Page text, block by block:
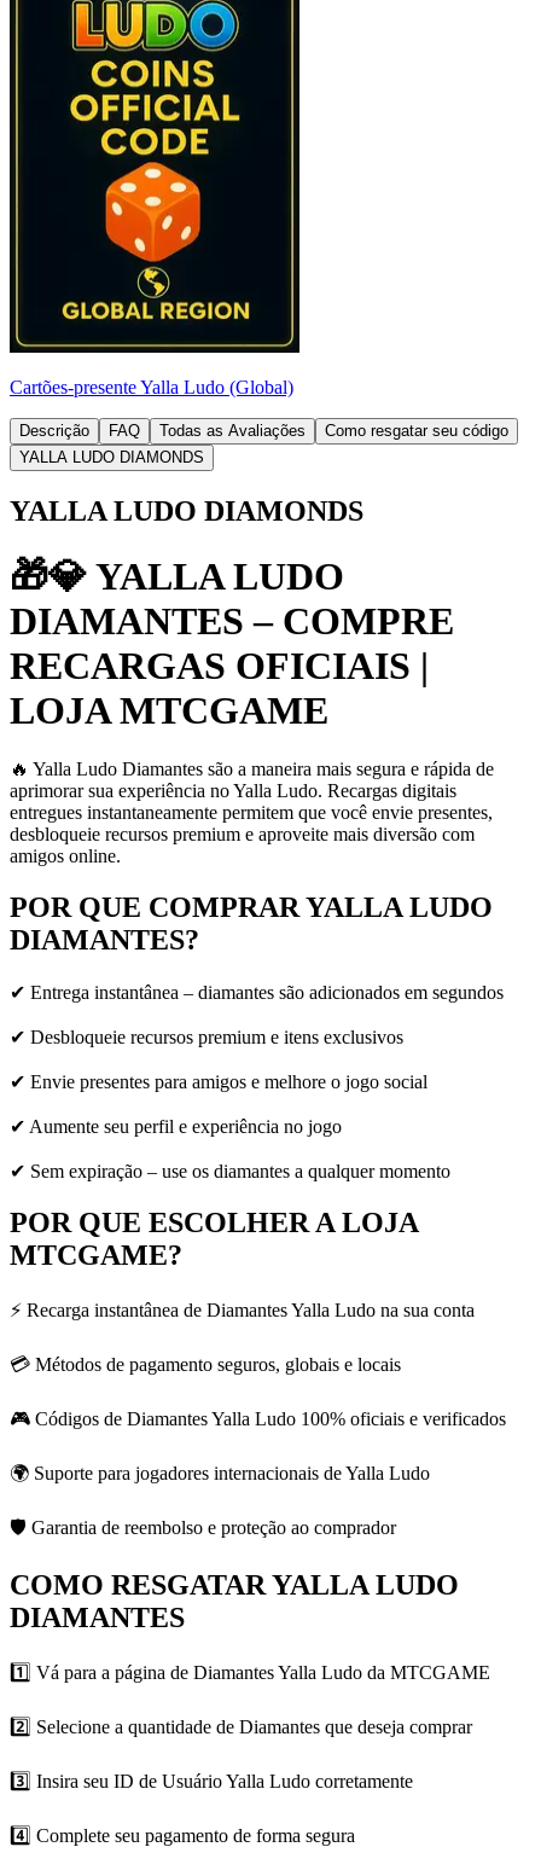
Cartões-presente Yalla Ludo (Global)
Descrição FAQ Todas as Avaliações
Como resgatar seu código
YALLA LUDO DIAMONDS
YALLA LUDO DIAMONDS
🎁💎 YALLA LUDO
DIAMANTES – COMPRE
RECARGAS OFICIAIS |
LOJA MTCGAME
🔥 Yalla Ludo Diamantes são a maneira mais segura e rápida de
aprimorar sua experiência no Yalla Ludo. Recargas digitais
entregues instantaneamente permitem que você envie presentes,
desbloqueie recursos premium e aproveite mais diversão com
amigos online.
POR QUE COMPRAR YALLA LUDO
DIAMANTES?
✔ Entrega instantânea – diamantes são adicionados em segundos
✔ Desbloqueie recursos premium e itens exclusivos
✔ Envie presentes para amigos e melhore o jogo social
✔ Aumente seu perfil e experiência no jogo
✔ Sem expiração – use os diamantes a qualquer momento
POR QUE ESCOLHER A LOJA
MTCGAME?
⚡ Recarga instantânea de Diamantes Yalla Ludo na sua conta
💳 Métodos de pagamento seguros, globais e locais
🎮 Códigos de Diamantes Yalla Ludo 100% oficiais e verificados
🌍 Suporte para jogadores internacionais de Yalla Ludo
🛡 Garantia de reembolso e proteção ao comprador
COMO RESGATAR YALLA LUDO
DIAMANTES
1️⃣ Vá para a página de Diamantes Yalla Ludo da MTCGAME
2️⃣ Selecione a quantidade de Diamantes que deseja comprar
3️⃣ Insira seu ID de Usuário Yalla Ludo corretamente
4️⃣ Complete seu pagamento de forma segura